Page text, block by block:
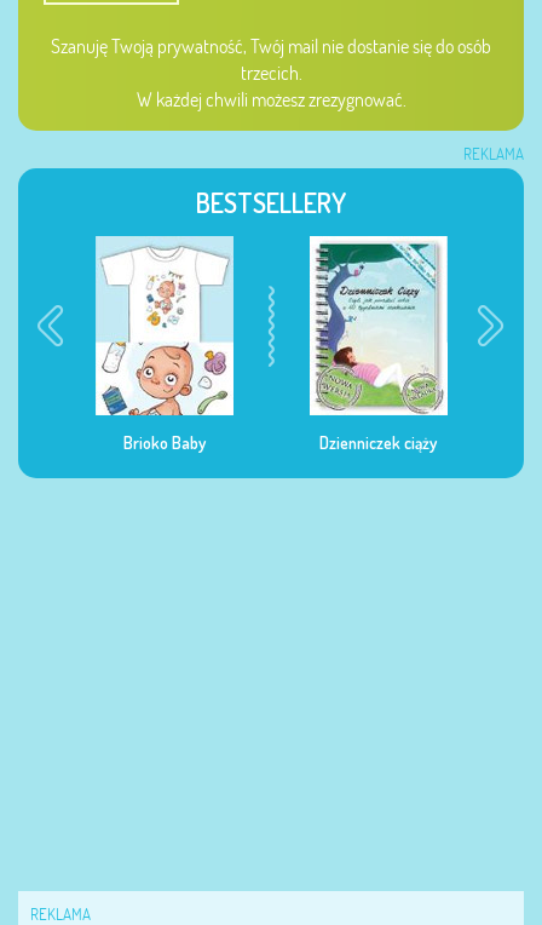
Szanuję Twoją prywatność, Twój mail nie dostanie się do osób
trzecich.
W każdej chwili możesz zrezygnować.
REKLAMA
BESTSELLERY
Dzienniczek ciąży Dzienniczek żywienia
REKLAMA